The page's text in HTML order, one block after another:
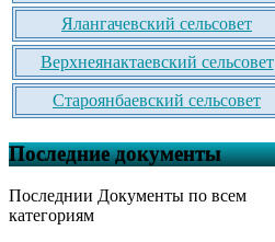
Ялангачевский сельсовет
Верхнеянактаевский сельсовет
Староянбаевский сельсовет
Последние документы
Последнии Документы по всем
категориям